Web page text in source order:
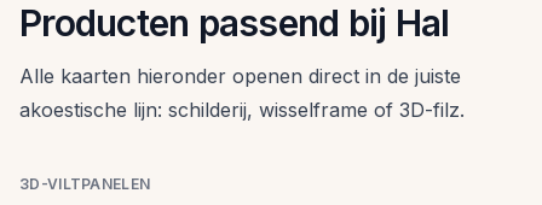
Producten passend bij Hal
Alle kaarten hieronder openen direct in de juiste
akoestische lijn: schilderij, wisselframe of 3D-filz.
3D-VILTPANELEN